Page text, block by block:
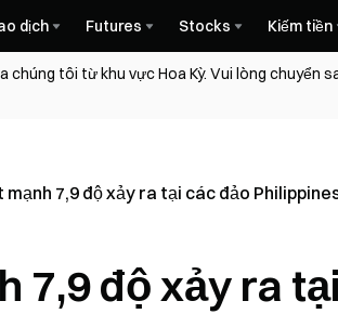
dịch Futures Stocks Kiếm tiền
chúng tôi từ khu vực Hoa Kỳ. Vui lòng chuyển
mạnh 7,9 độ xảy ra tại các đảo
7,9 độ xảy ra